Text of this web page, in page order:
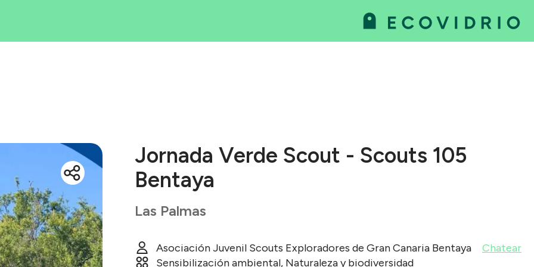
tu iniciativa
es Ecólatras
Jornada Verde Scout - Scouts 105
Bentaya
Las Palmas
Asociación Juvenil Scouts Exploradores de Gran Canaria Bentaya
Chatear
Sensibilización ambiental, Naturaleza y biodiversidad